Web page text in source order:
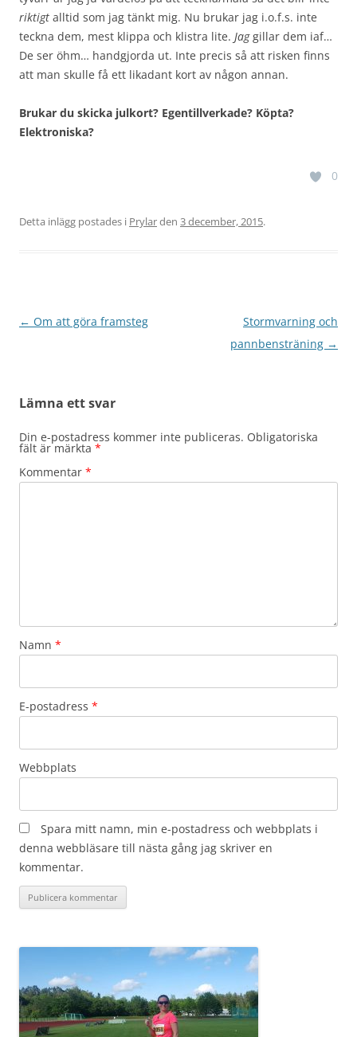
riktigt alltid som jag tänkt mig. Nu brukar jag i.o.f.s. inte
teckna dem, mest klippa och klistra lite. Jaggillar dem iaf…
De ser öhm… handgjorda ut. Inte precis så att risken finns
att man skulle få ett likadant kort av någon annan.
Brukar du skicka julkort? Egentillverkade? Köpta?
Elektroniska?
0
Detta inlägg postades i Prylarden 3 december, 2015.
Inläggsnavigering
← Om att göra framsteg
Stormvarning och
pannbensträning →
Lämna ett svar
Din e-postadress kommer inte publiceras. Obligatoriska
fält är märkta *
Kommentar *
Namn *
E-postadress *
Webbplats
Spara mitt namn, min e-postadress och webbplats i
denna webbläsare till nästa gång jag skriver en
kommentar.